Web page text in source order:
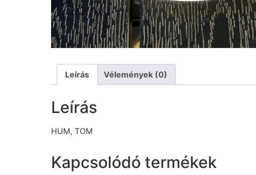
Leírás Vélemények (0)
Leírás
HUM, TOM
Kapcsolódó termékek